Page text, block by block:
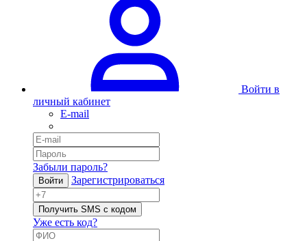
Войти в
личный кабинет
E-mail
Забыли пароль?
Войти Зарегистрироваться
Получить SMS с кодом
Уже есть код?